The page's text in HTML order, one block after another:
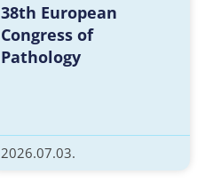
38th European
Congress of
Pathology
2026.07.03.